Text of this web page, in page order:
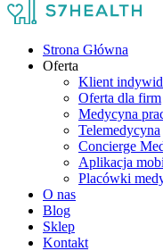
Strona Główna
Oferta
Klient
Oferta dla firm
Medycyna
Telemedycyna
Concierge
Aplikacja
Placówki
O nas
Blog
Sklep
Kontakt